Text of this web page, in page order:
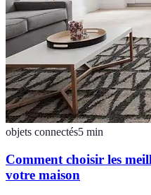
objets connectés5 min
Comment choisir les
votre maison